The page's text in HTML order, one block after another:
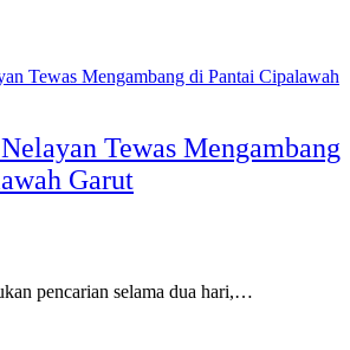
Tewas Mengambang
Garut
pencarian selama dua hari,…